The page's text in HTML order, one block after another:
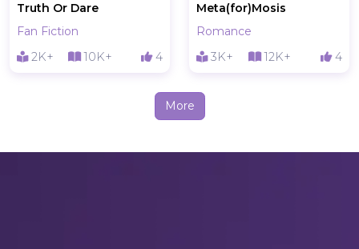
Truth Or Dare
Fan Fiction
2K+
10K+ 4
Meta(for)Mosis
Romance
3K+
12K+ 4
More